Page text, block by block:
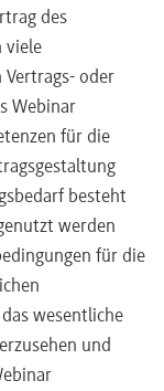
des
viele
Vertrags- oder
Webinar
für die
besteht
werden
für die
wesentliche
und